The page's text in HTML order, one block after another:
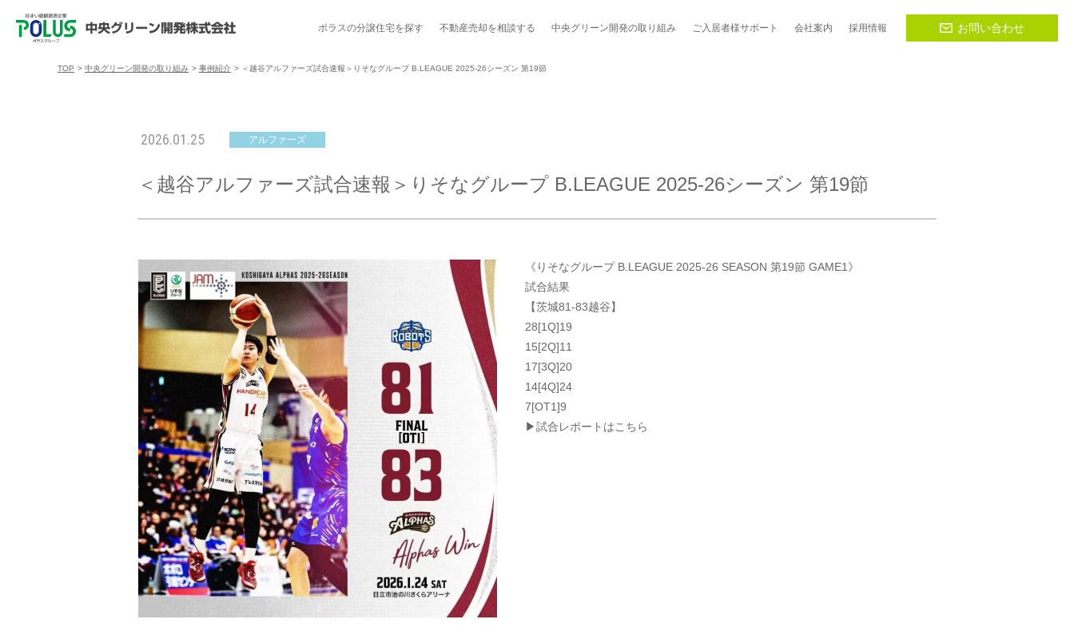
ポラスの分譲住宅を探す
ポラスの分譲住宅を探す
ブランドから探す 地図から探す
特集から探す 施工実績を見る
ご入居までの流れ ポラスのメルマガ登録
不動産売却を相談する 中央グリーン開発の取り組み
中央グリーン開発の取り組み
ご入居者様サポート 会社案内 採用情報 お問い合わせ
TOP > 中央グリーン開発の取り組み > 事例紹介 > ＜越谷アルファーズ試合速報＞りそなグループ B.LEAGUE 2025-26シーズン 第19節
2026.01.25 アルファーズ
＜越谷アルファーズ試合速報＞りそなグループ B.LEAGUE 2025-26シーズン 第19節
《りそなグループ B.LEAGUE 2025-26 SEASON 第19節 GAME1》
試合結果
【茨城81-83越谷】
28[1Q]19
15[2Q]11
17[3Q]20
14[4Q]24
7[OT1]9
▶試合レポートはこちら